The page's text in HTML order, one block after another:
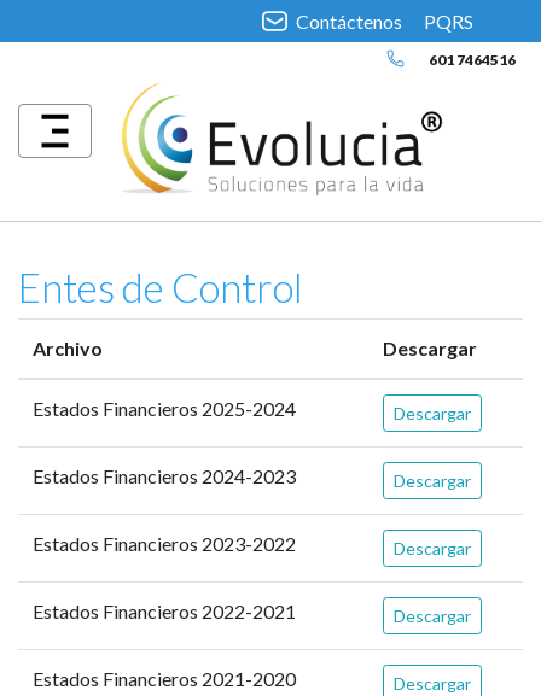
Contáctenos PQRS
601 7464516
Entes de Control
Archivo Descargar
Estados Financieros 2025-2024 Descargar
Estados Financieros 2024-2023 Descargar
Estados Financieros 2023-2022 Descargar
Estados Financieros 2022-2021 Descargar
Estados Financieros 2021-2020 Descargar